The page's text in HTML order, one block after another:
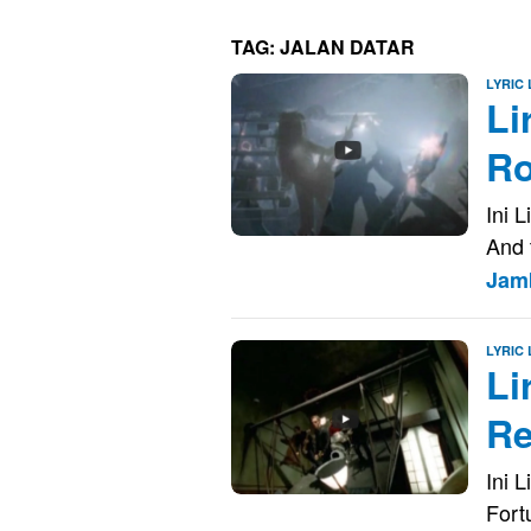
TAG: JALAN DATAR
LYRIC
Ini
And
LYRIC
Ini